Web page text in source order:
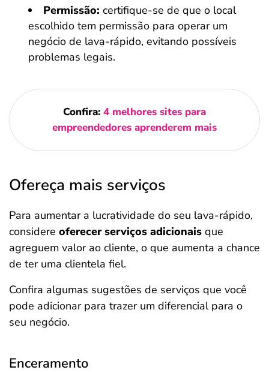
Permissão: certifique-se de que o local
escolhido tem permissão para operar um
negócio de lava-rápido, evitando possíveis
problemas legais.
Confira: 4 melhores sites para
empreendedores aprenderem mais
Ofereça mais serviços
Para aumentar a lucratividade do seu lava-rápido,
considere oferecer serviços adicionais que
agreguem valor ao cliente, o que aumenta a chance
de ter uma clientela fiel.
Confira algumas sugestões de serviços que você
pode adicionar para trazer um diferencial para o
seu negócio.
Enceramento